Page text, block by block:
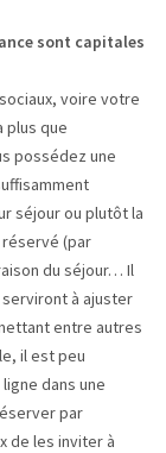
sont capitales
voire votre
plus que
possédez une
séjour ou plutôt la
(par
du séjour… Il
à ajuster
entre autres
il est peu
dans une
par
de les inviter à